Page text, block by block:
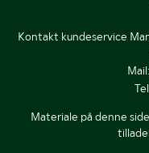
Kontakt kundeservice
Mail:
Materiale på denne